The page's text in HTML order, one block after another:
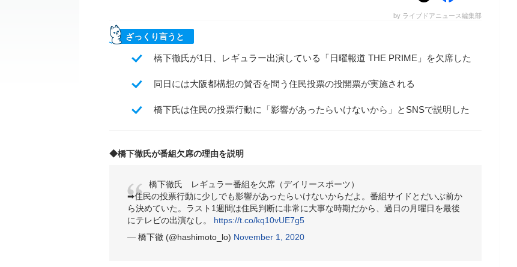
by ライブドアニュース編集部
ざっくり言うと
橋下徹氏が1日、レギュラー出演している「日曜報道 THE PRIME」を欠席した
同日には大阪都構想の賛否を問う住民投票の投開票が実施される
橋下氏は住民の投票行動に「影響があったらいけないから」とSNSで説明した
◆橋下徹氏が番組欠席の理由を説明
橋下徹氏 レギュラー番組を欠席（デイリースポーツ）
➡︎住民の投票行動に少しでも影響があったらいけないからだよ。番組サイドとだいぶ前か
ら決めていた。ラスト1週間は住民判断に非常に大事な時期だから、過日の月曜日を最後
にテレビの出演なし。 https://t.co/kq10vUE7g5
— 橋下徹 (@hashimoto_lo) November 1, 2020